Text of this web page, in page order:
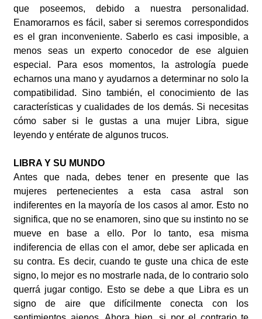
que poseemos, debido a nuestra personalidad.
Enamorarnos es fácil, saber si seremos correspondidos
es el gran inconveniente. Saberlo es casi imposible, a
menos seas un experto conocedor de ese alguien
especial. Para esos momentos, la astrología puede
echarnos una mano y ayudarnos a determinar no solo la
compatibilidad. Sino también, el conocimiento de las
características y cualidades de los demás. Si necesitas
cómo saber si le gustas a una mujer Libra, sigue
leyendo y entérate de algunos trucos.
LIBRA Y SU MUNDO
Antes que nada, debes tener en presente que las
mujeres pertenecientes a esta casa astral son
indiferentes en la mayoría de los casos al amor. Esto no
significa, que no se enamoren, sino que su instinto no se
mueve en base a ello. Por lo tanto, esa misma
indiferencia de ellas con el amor, debe ser aplicada en
su contra. Es decir, cuando te guste una chica de este
signo, lo mejor es no mostrarle nada, de lo contrario solo
querrá jugar contigo. Esto se debe a que Libra es un
signo de aire que difícilmente conecta con los